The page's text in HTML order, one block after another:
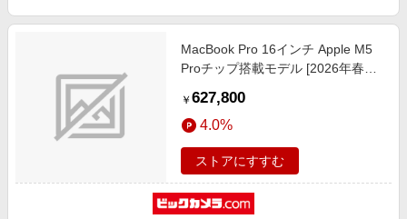
MacBook Pro 16インチ Apple M5
Proチップ搭載モデル [2026年春モ
CPUと20コアGPU] スペースブラッ
ク MGEC4J/A
￥ 627,800
4.0%
ストアにすすむ